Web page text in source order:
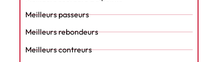
Meilleurs passeurs
Meilleurs rebondeurs
Meilleurs contreurs